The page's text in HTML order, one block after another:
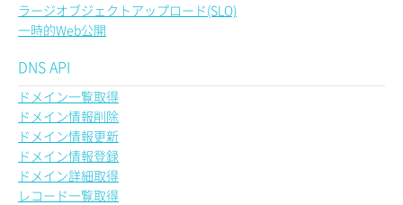
ラージオブジェクトアップロード(SLO)
一時的Web公開
DNS API
ドメイン一覧取得
ドメイン情報削除
ドメイン情報更新
ドメイン情報登録
ドメイン詳細取得
レコード一覧取得